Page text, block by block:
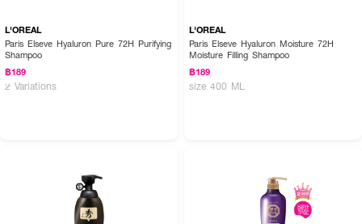
L'OREAL
Paris Elseve Hyaluron Pure 72H Purifying
Shampoo
฿189
2 Variations
L'OREAL
Paris Elseve Hyaluron Moisture 72H
Moisture Filling Shampoo
฿189
size 400 ML